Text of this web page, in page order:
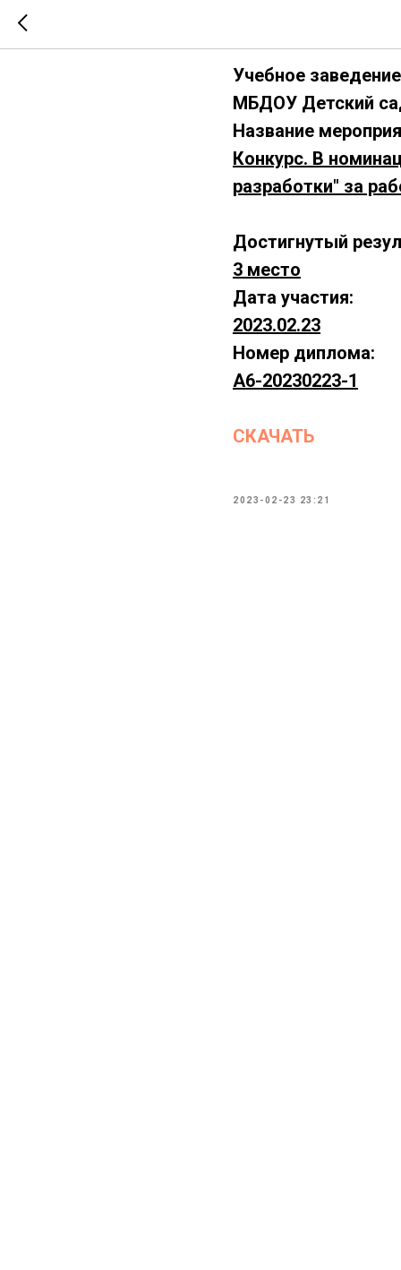
Учебное
МБДОУ Детский
Название
Конкурс. В
разработки" за
Достигнутый
3 место
Дата участия:
2023.02.23
Номер диплома:
А6-20230223-1
СКАЧАТЬ
2023-02-23 23:21